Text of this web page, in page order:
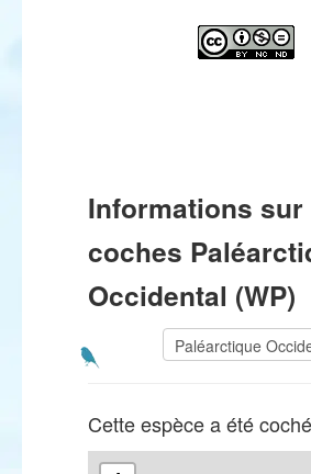
Informations sur
coches
Occidental (WP)
Cette espèce a été